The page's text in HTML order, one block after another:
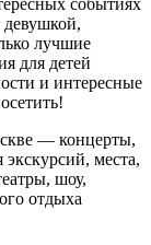
лучшие
для детей
и интересные
— концерты,
места,
шоу,
отдыха